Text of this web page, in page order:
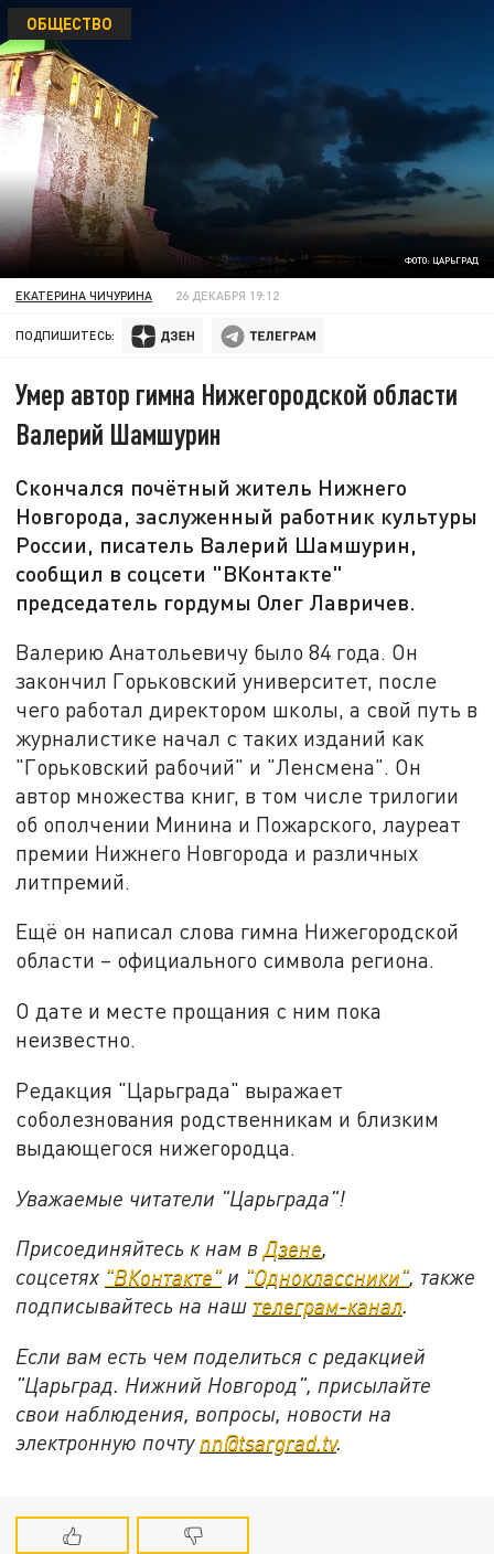
ФОТО: ЦАРЬГРАД
ОБЩЕСТВО
ЕКАТЕРИНА ЧИЧУРИНА 26 ДЕКАБРЯ 19:12
ПОДПИШИТЕСЬ:
Умер автор гимна Нижегородской области
Валерий Шамшурин
Скончался почётный житель Нижнего
Новгорода, заслуженный работник культуры
России, писатель Валерий Шамшурин,
сообщил в соцсети "ВКонтакте"
председатель гордумы Олег Лавричев.
Валерию Анатольевичу было 84 года. Он
закончил Горьковский университет, после
чего работал директором школы, а свой путь в
журналистике начал с таких изданий как
"Горьковский рабочий" и "Ленсмена". Он
автор множества книг, в том числе трилогии
об ополчении Минина и Пожарского, лауреат
премии Нижнего Новгорода и различных
литпремий.
Ещё он написал слова гимна Нижегородской
области – официального символа региона.
О дате и месте прощания с ним пока
неизвестно.
Редакция "Царьграда" выражает
соболезнования родственникам и близким
выдающегося нижегородца.
Уважаемые читатели "Царьграда"!
Присоединяйтесь к нам вДзене,
соцсетях "ВКонтакте" и "Одноклассники", также
подписывайтесь на наш телеграм-канал.
Если вам есть чем поделиться с редакцией
"Царьград. Нижний Новгород", присылайте
свои наблюдения, вопросы, новости на
электронную почту nn@tsargrad.tv.